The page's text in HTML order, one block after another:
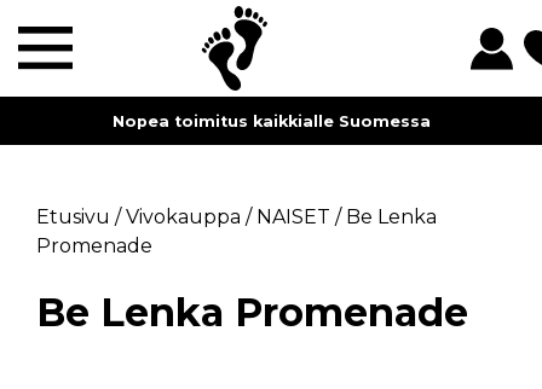
Nopea toimitus kaikkialle Suomessa
Etusivu /Vivokauppa / NAISET / Be Lenka
Promenade
Be Lenka Promenade